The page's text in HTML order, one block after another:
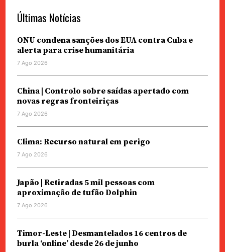
Últimas Notícias
ONU condena sanções dos EUA contra Cuba e
alerta para crise humanitária
7 Ago 2026
China | Controlo sobre saídas apertado com
novas regras fronteiriças
7 Ago 2026
Clima: Recurso natural em perigo
7 Ago 2026
Japão | Retiradas 5 mil pessoas com
aproximação de tufão Dolphin
7 Ago 2026
Timor-Leste | Desmantelados 16 centros de
burla ‘online’ desde 26 de junho